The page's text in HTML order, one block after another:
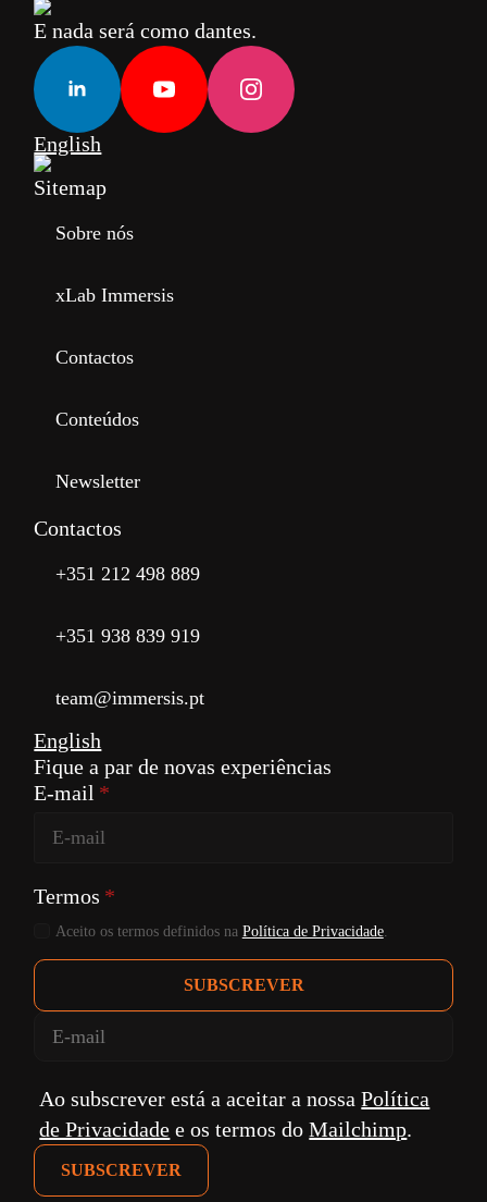
E nada será como dantes.
English
Sitemap
Sobre nós
xLab Immersis
Contactos
Conteúdos
Newsletter
Contactos
+351 212 498 889
+351 938 839 919
team@immersis.pt
English
Fique a par de novas experiências
E-mail *
Termos *
Aceito os termos definidos na Política de Privacidade.
SUBSCREVER
Ao subscrever está a aceitar a nossaPolítica
de Privacidade e os termos doMailchimp.